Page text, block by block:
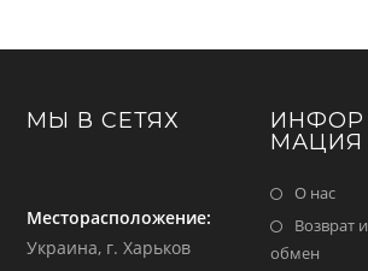
МЫ В СЕТЯХ
Месторасположение:
Украина, г. Харьков
ИНФОР
МАЦИЯ
О нас
Возврат и
обмен